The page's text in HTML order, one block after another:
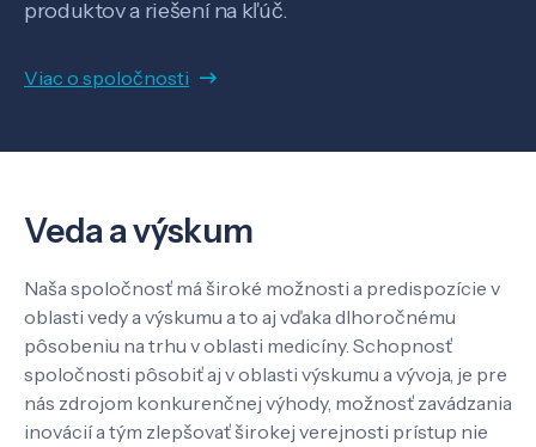
O nás
Kontakt
produktov a riešení na kľúč.
Viac o spoločnosti
Veda a výskum
Naša spoločnosť má široké možnosti a predispozície v
oblasti vedy a výskumu a to aj vďaka dlhoročnému
pôsobeniu na trhu v oblasti medicíny. Schopnosť
spoločnosti pôsobiť aj v oblasti výskumu a vývoja, je pre
nás zdrojom konkurenčnej výhody, možnosť zavádzania
inovácií a tým zlepšovať širokej verejnosti prístup nie